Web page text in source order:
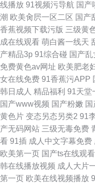
线播放 91视频污导航 国产
潮 欧美肏屄一区二区 国产
香蕉视频下载污版 三级黄
成在线观看 萌白酱一线天
产精品3p 91综合碰 国产乱
免费黄色av网址 欧美肥老
女在线免费 91香蕉污APP
韩日成人 精品福利 91天堂
国产www视频 国产粉嫩
黄色片 变态另态另类2 91
产无码网站 三级无毒免费
看 91插 成人中文字幕免费
欧美第一页 国产ts在线观看
韩在线播放视频 成人大片
第一页 欧美在线视频播放